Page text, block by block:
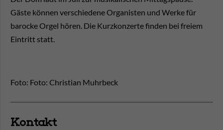
Gäste können verschiedene Organisten und Werke für
barocke Orgel hören. Die Kurzkonzerte finden bei freiem
Eintritt statt.
Foto: Foto: Christian Muhrbeck
Kontakt